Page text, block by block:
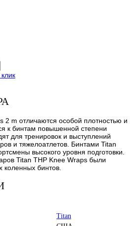
2 m отличаются особой плотностью и
к бинтам повышенной степени
для тренировок и выступлений
и тяжелоатлетов. Бинтами Titan
высокого уровня подготовки.
Titan THP Knee Wraps были
бинтов.
Titan